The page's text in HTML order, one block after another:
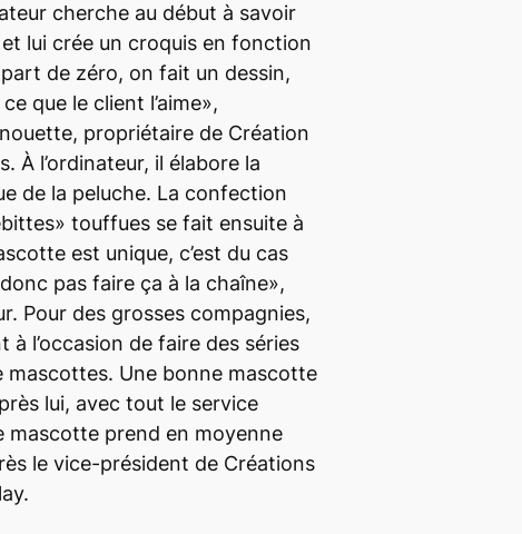
cherche au début à savoir
lui crée un croquis en fonction
de zéro, on fait un dessin,
que le client l’aime»,
propriétaire de Création
À l’ordinateur, il élabore la
de la peluche. La confection
touffues se fait ensuite à
est unique, c’est du cas
pas faire ça à la chaîne»,
Pour des grosses compagnies,
à l’occasion de faire des séries
mascottes. Une bonne mascotte
lui, avec tout le service
mascotte prend en moyenne
le vice-président de Créations